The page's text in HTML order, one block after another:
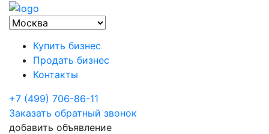
Купить бизнес
Продать бизнес
Контакты
+7 (499) 706-86-11
Заказать обратный звонок
добавить объявление